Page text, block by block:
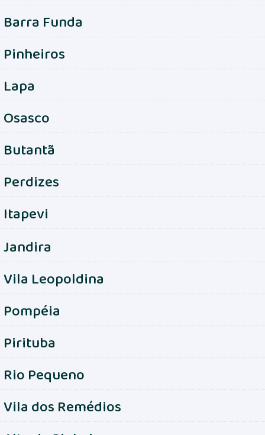
Barra Funda
Pinheiros
Lapa
Osasco
Butantã
Perdizes
Itapevi
Jandira
Vila Leopoldina
Pompéia
Pirituba
Rio Pequeno
Vila dos Remédios